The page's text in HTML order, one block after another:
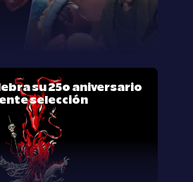
su 25º aniversario
selección